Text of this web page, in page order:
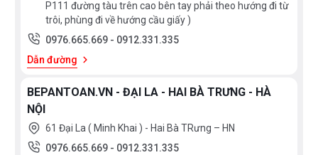
nấu sau đó ấn nút khởi động bếp sau thời gian 1-2
giây bếp sẽ tự động tìm vùng nấu đã có nồi, ta chỉ
việc điều chỉnh mức công suất to nhỏ theo ý muốn mà
thường. Công nghệ
Inverter
được áp dụng trên bếp
từ Binova BI-808TL có khả năng phản ứng thay đổi
công suất theo điều khiển ngay tức thì, khi người dùng
P111 đường tàu trên cao bên tay phải theo hướng đi từ
trôi, phùng đi về hướng cầu giấy )
0976.665.669 - 0912.331.335
Dẫn đường
BEPANTOAN.VN - ĐẠI LA - HAI BÀ TRƯNG - HÀ
NỘI
61 Đại La ( Minh Khai ) - Hai Bà TRưng – HN
0976.665.669 - 0912.331.335